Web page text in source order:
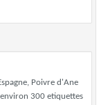
Poivre d'Ane
environ 300 etiquettes